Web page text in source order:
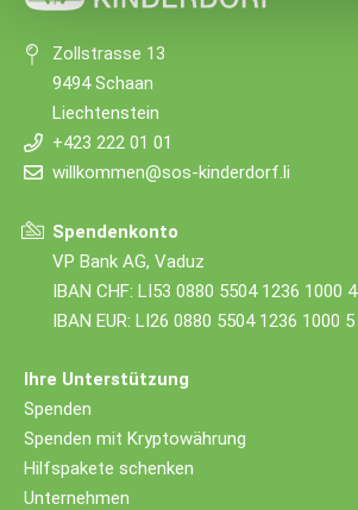
Zollstrasse 13
9494 Schaan
Liechtenstein
+423 222 01 01
willkommen@sos-kinderdorf.li
Spendenkonto
VP Bank AG, Vaduz
IBAN CHF: LI53 0880 5504 1236 1000 4
IBAN EUR: LI26 0880 5504 1236 1000 5
Ihre Unterstützung
Spenden
Spenden mit Kryptowährung
Hilfspakete schenken
Unternehmen